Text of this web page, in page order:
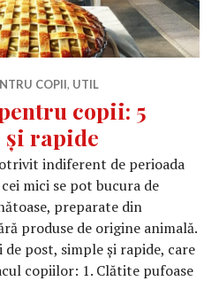
COPII, UTIL
copii: 5
și rapide
indiferent de perioada
mici se pot bucura de
preparate din
produse de origine animală.
post, simple și rapide, care
copiilor: 1. Clătite pufoase